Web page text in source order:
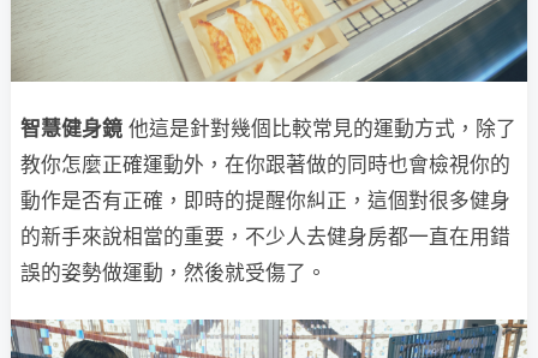
智慧健身鏡 他這是針對幾個比較常見的運動方式，除了
教你怎麼正確運動外，在你跟著做的同時也會檢視你的
動作是否有正確，即時的提醒你糾正，這個對很多健身
的新手來說相當的重要，不少人去健身房都一直在用錯
誤的姿勢做運動，然後就受傷了。